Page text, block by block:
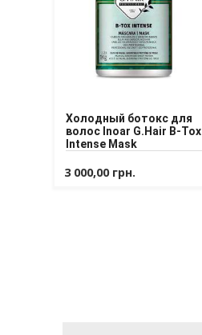
Холодный ботокс для
волос Inoar G.Hair B-Tox
Intense Mask
3 000,00 грн.